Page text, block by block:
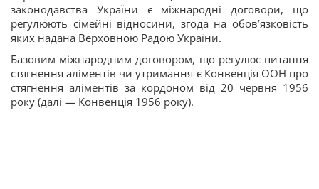
законодавства України є міжнародні договори, що
регулюють сімейні відносини, згода на обов’язковість
яких надана Верховною Радою України.
Базовим міжнародним договором, що регулює питання
стягнення аліментів чи утримання є Конвенція ООН про
стягнення аліментів за кордоном від 20 червня 1956
року (далі — Конвенція 1956 року).